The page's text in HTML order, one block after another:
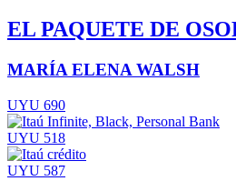
EL PAQUETE DE
MARÍA ELENA WALSH
UYU 690
UYU 518
UYU 587